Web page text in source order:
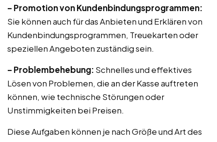
– Promotion von Kundenbindungsprogrammen:
Sie können auch für das Anbieten und Erklären von
Kundenbindungsprogrammen, Treuekarten oder
speziellen Angeboten zuständig sein.
– Problembehebung: Schnelles und effektives
Lösen von Problemen, die an der Kasse auftreten
können, wie technische Störungen oder
Unstimmigkeiten bei Preisen.
Diese Aufgaben können je nach Größe und Art des